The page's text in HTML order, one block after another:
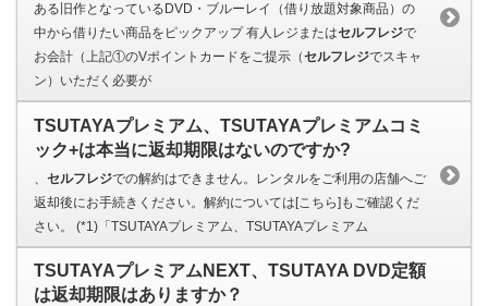
ある旧作となっているDVD・ブルーレイ（借り放題対象商品）の
中から借りたい商品をピックアップ 有人レジまたはセルフレジで
お会計（上記①のVポイントカードをご提示（セルフレジでスキャ
ン）いただく必要が
TSUTAYAプレミアム、TSUTAYAプレミアムコミ
ック+は本当に返却期限はないのですか?
セルフレジでの解約はできません。レンタルをご利用の店舗へご
返却後にお手続きください。解約については[こちら]もご確認くだ
さい。 (*1)「TSUTAYAプレミアム、TSUTAYAプレミアム
TSUTAYAプレミアムNEXT、TSUTAYA DVD定額
は返却期限はありますか？